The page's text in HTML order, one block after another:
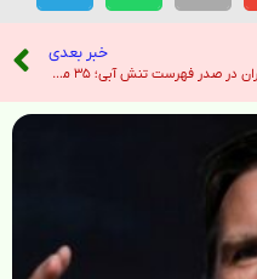
خبر بعدی
تهران در صدر فهرست تنش آبی؛ ۳۵ میلیون ایرانی با مشکل کم‌آبی مواجهند – صدای آمریکا